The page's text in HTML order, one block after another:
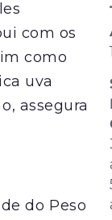
com os
como
uva
assegura
do Peso